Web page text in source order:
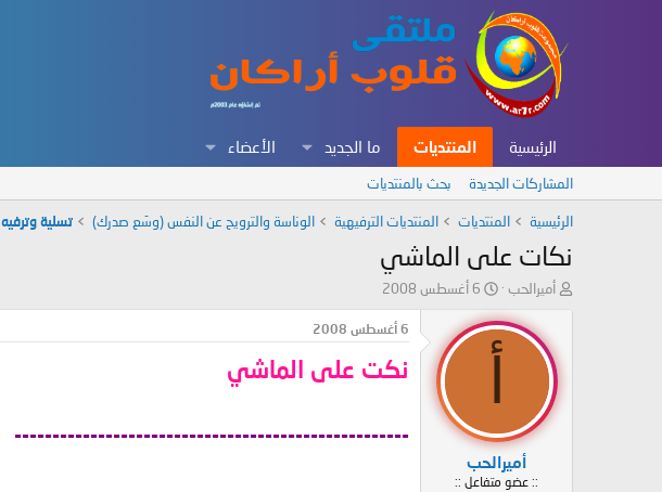
الرئيسية المنتديات ما الجديد الأعضاء
المشاركات الجديدة بحث بالمنتديات
الرئيسية المنتديات المنتديات الترفيهية الوناسة والترويح عن النفس (وسّع صدرك) تسلية وترفيه
نكات على الماشي
ب
ئ
ا
ل
م
و
أميرالحب
ت
ر
د
ء
6 أغسطس 2008
أميرالحب
:: عضو متفاعل ::
6 أغسطس 2008
نكت على الماشي
----------------------------------------------------